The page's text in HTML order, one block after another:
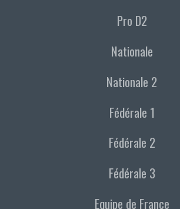
Pro D2
Nationale
Nationale 2
Fédérale 1
Fédérale 2
Fédérale 3
Equipe de France